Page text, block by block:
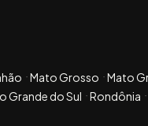
Mato Grosso
Mato
Grande do Sul Rondônia